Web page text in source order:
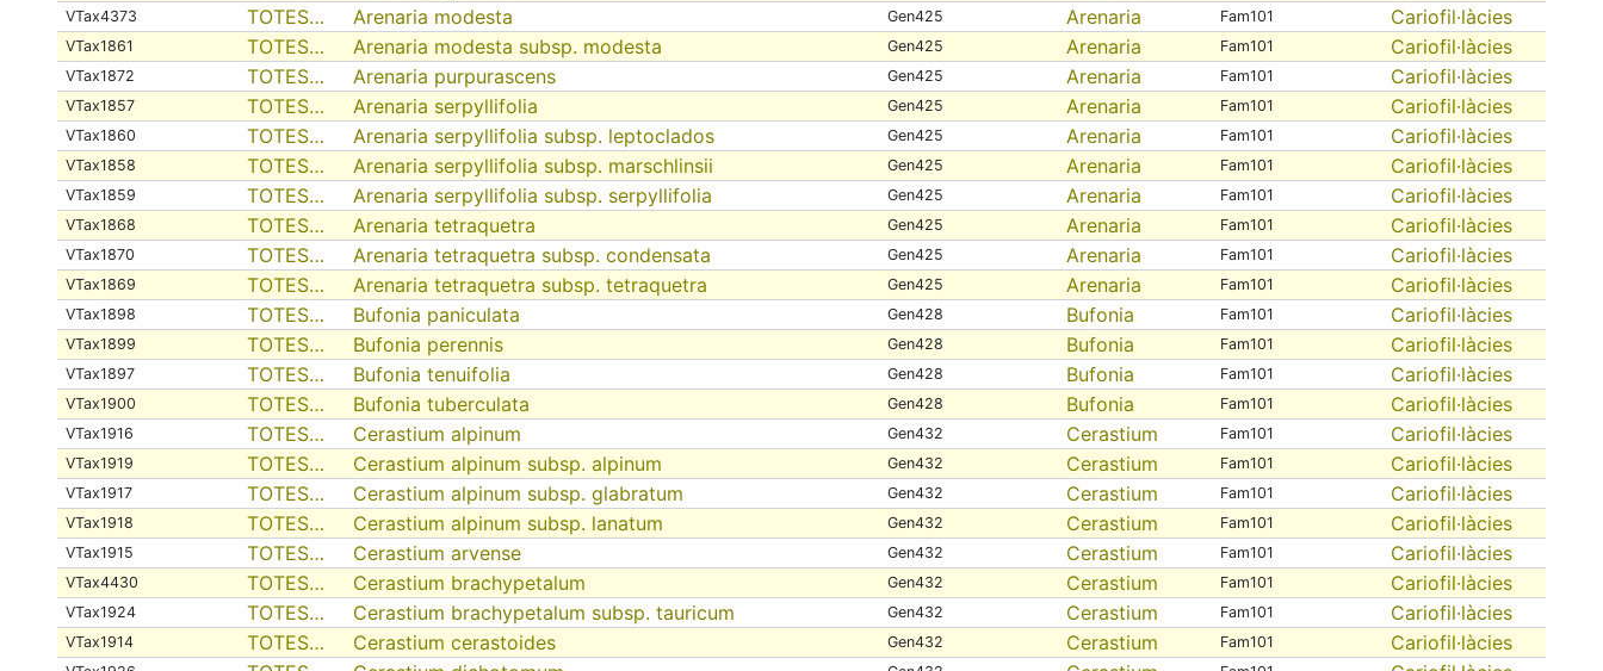
VTax4373 TOTES… Arenaria modesta Gen425 Arenaria Fam101 Cariofil·làcies
VTax1861 TOTES… Arenaria modesta subsp. modesta Gen425 Arenaria Fam101 Cariofil·làcies
VTax1872 TOTES… Arenaria purpurascens Gen425 Arenaria Fam101 Cariofil·làcies
VTax1857 TOTES… Arenaria serpyllifolia Gen425 Arenaria Fam101 Cariofil·làcies
VTax1860 TOTES… Arenaria serpyllifolia subsp. leptoclados Gen425 Arenaria Fam101 Cariofil·làcies
VTax1858 TOTES… Arenaria serpyllifolia subsp. marschlinsii Gen425 Arenaria Fam101 Cariofil·làcies
VTax1859 TOTES… Arenaria serpyllifolia subsp. serpyllifolia Gen425 Arenaria Fam101 Cariofil·làcies
VTax1868 TOTES… Arenaria tetraquetra Gen425 Arenaria Fam101 Cariofil·làcies
VTax1870 TOTES… Arenaria tetraquetra subsp. condensata Gen425 Arenaria Fam101 Cariofil·làcies
VTax1869 TOTES… Arenaria tetraquetra subsp. tetraquetra Gen425 Arenaria Fam101 Cariofil·làcies
VTax1898 TOTES… Bufonia paniculata Gen428 Bufonia Fam101 Cariofil·làcies
VTax1899 TOTES… Bufonia perennis Gen428 Bufonia Fam101 Cariofil·làcies
VTax1897 TOTES… Bufonia tenuifolia Gen428 Bufonia Fam101 Cariofil·làcies
VTax1900 TOTES… Bufonia tuberculata Gen428 Bufonia Fam101 Cariofil·làcies
VTax1916 TOTES… Cerastium alpinum Gen432 Cerastium Fam101 Cariofil·làcies
VTax1919 TOTES… Cerastium alpinum subsp. alpinum Gen432 Cerastium Fam101 Cariofil·làcies
VTax1917 TOTES… Cerastium alpinum subsp. glabratum Gen432 Cerastium Fam101 Cariofil·làcies
VTax1918 TOTES… Cerastium alpinum subsp. lanatum Gen432 Cerastium Fam101 Cariofil·làcies
VTax1915 TOTES… Cerastium arvense Gen432 Cerastium Fam101 Cariofil·làcies
VTax4430 TOTES… Cerastium brachypetalum Gen432 Cerastium Fam101 Cariofil·làcies
VTax1924 TOTES… Cerastium brachypetalum subsp. tauricum Gen432 Cerastium Fam101 Cariofil·làcies
VTax1914 TOTES… Cerastium cerastoides Gen432 Cerastium Fam101 Cariofil·làcies